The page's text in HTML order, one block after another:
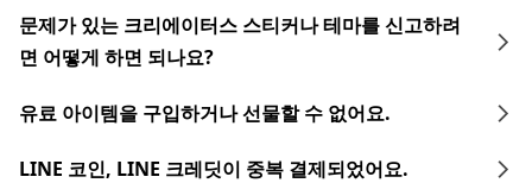
문제가 있는 크리에이터스 스티커나 테마를 신고하려
면 어떻게 하면 되나요?
유료 아이템을 구입하거나 선물할 수 없어요.
LINE 코인, LINE 크레딧이 중복 결제되었어요.